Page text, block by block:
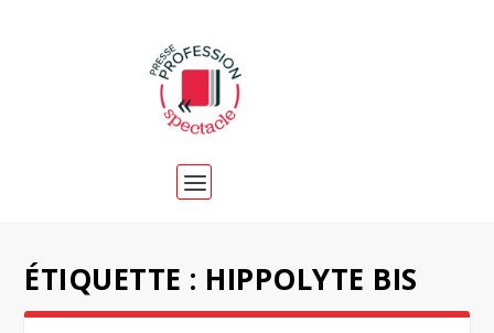
ÉTIQUETTE : HIPPOLYTE BIS